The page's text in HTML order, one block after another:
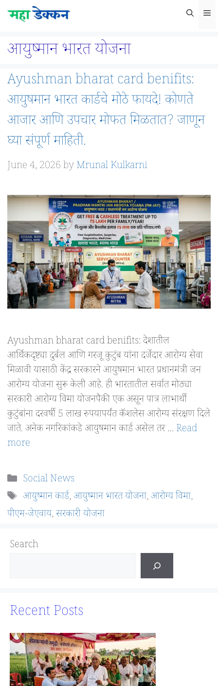
Skip
आयुष्मान भारत योजना
Ayushman bharat card benifits:
आयुषमान भारत कार्डचे मोठे फायदे! कोणते
आजार आणि उपचार मोफत मिळतात? जाणून
घ्या संपूर्ण माहिती.
June 4, 2026byMrunal Kulkarni
Ayushman bharat card benifits: देशातील
आर्थिकदृष्ट्या दुर्बल आणि गरजू कुटुंब यांना दर्जेदार आरोग्य सेवा
मिळावी यासाठी केंद्र सरकारने आयुषमान भारत प्रधानमंत्री जन
आरोग्य योजना सुरू केली आहे. ही भारतातील सर्वात मोठ्या
सरकारी आरोग्य विमा योजनपैकी एक असून पात्र लाभार्थी
कुटुंबांना दरवर्षी 5 लाख रुपयापर्यंत कॅशलेस आरोग्य संरक्षण दिले
जाते. अनेक नगरिकांकडे आयुषमान कार्ड असेल तर … Read
more
Categories
Social News
Tags
आयुष्मान कार्ड,आयुष्मान भारत योजना,आरोग्य विमा,
पीएम-जेएवाय,सरकारी योजना
Search
Recent Posts